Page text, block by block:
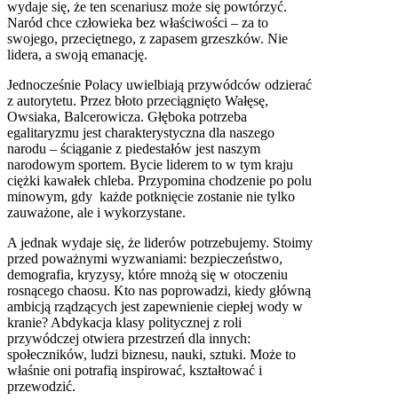
wydaje się, że ten scenariusz może się powtórzyć.
Naród chce człowieka bez właściwości – za to
swojego, przeciętnego, z zapasem grzeszków. Nie
lidera, a swoją emanację.
Jednocześnie Polacy uwielbiają przywódców odzierać
z autorytetu. Przez błoto przeciągnięto Wałęsę,
Owsiaka, Balcerowicza. Głęboka potrzeba
egalitaryzmu jest charakterystyczna dla naszego
narodu – ściąganie z piedestałów jest naszym
narodowym sportem. Bycie liderem to w tym kraju
ciężki kawałek chleba. Przypomina chodzenie po polu
minowym, gdy każde potknięcie zostanie nie tylko
zauważone, ale i wykorzystane.
A jednak wydaje się, że liderów potrzebujemy. Stoimy
przed poważnymi wyzwaniami: bezpieczeństwo,
demografia, kryzysy, które mnożą się w otoczeniu
rosnącego chaosu. Kto nas poprowadzi, kiedy główną
ambicją rządzących jest zapewnienie ciepłej wody w
kranie? Abdykacja klasy politycznej z roli
przywódczej otwiera przestrzeń dla innych:
społeczników, ludzi biznesu, nauki, sztuki. Może to
właśnie oni potrafią inspirować, kształtować i
przewodzić.